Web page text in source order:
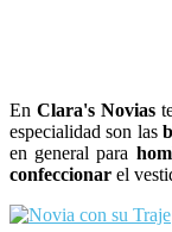
En Clara's Novias
especialidad son las
en general para
confeccionar el